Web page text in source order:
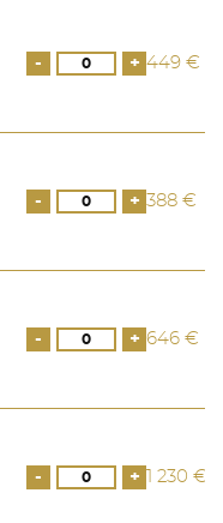
- + 449 €
- + 388 €
- + 646 €
- + 1 230 €